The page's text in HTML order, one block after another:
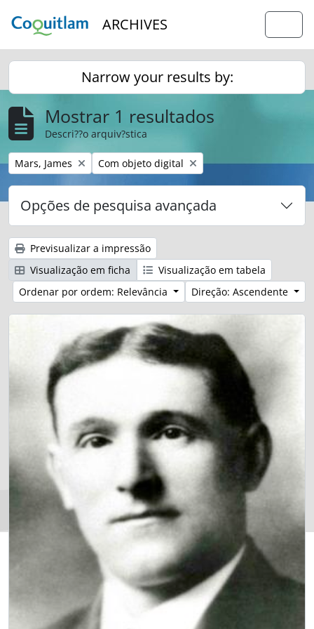
ARCHIVES
Narrow your results by:
Mostrar 1 resultados
Descri??o arquiv?stica
Remover filtro:
Mars, James Remover filtro:
Com objeto digital
Opções de pesquisa avançada
Previsualizar a impressão
Visualização em ficha
Visualização em tabela
Ordenar por ordem: Relevância
Direção: Ascendente